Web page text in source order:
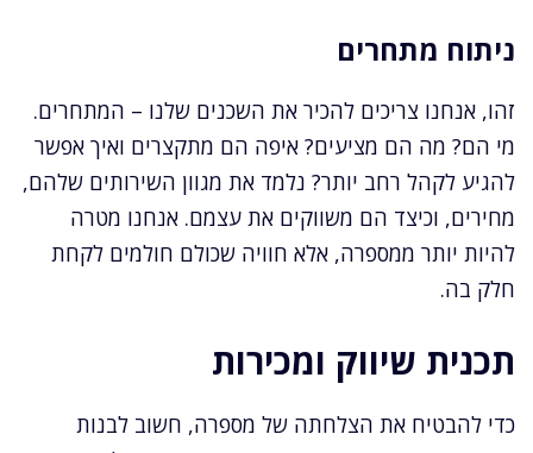
ניתוח מתחרים
זהו, אנחנו צריכים להכיר את השכנים שלנו – המתחרים.
מי הם? מה הם מציעים? איפה הם מתקצרים ואיך אפשר
להגיע לקהל רחב יותר? נלמד את מגוון השירותים שלהם,
מחירים, וכיצד הם משווקים את עצמם. אנחנו מטרה
להיות יותר ממספרה, אלא חוויה שכולם חולמים לקחת
חלק בה.
תכנית שיווק ומכירות
כדי להבטיח את הצלחתה של מספרה, חשוב לבנות